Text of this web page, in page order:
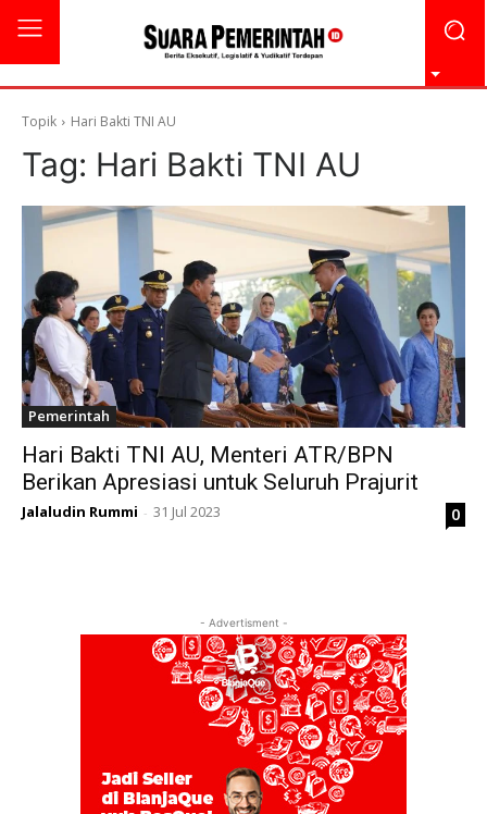
Topik Hari Bakti TNI AU
Tag: Hari Bakti TNI AU
Pemerintah
Hari Bakti TNI AU, Menteri ATR/BPN
Berikan Apresiasi untuk Seluruh Prajurit
Jalaludin Rummi - 31 Jul 2023 0
- Advertisment -